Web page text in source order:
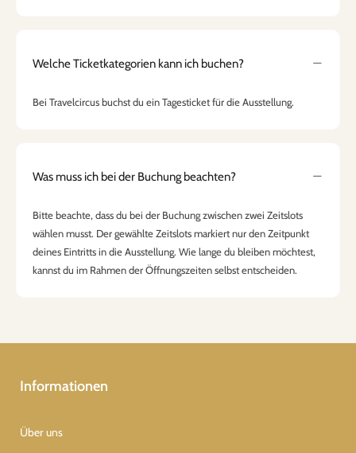
Welche Ticketkategorien kann ich buchen?
Bei Travelcircus buchst du ein Tagesticket für die Ausstellung.
Was muss ich bei der Buchung beachten?
Bitte beachte, dass du bei der Buchung zwischen zwei Zeitslots
wählen musst. Der gewählte Zeitslots markiert nur den Zeitpunkt
deines Eintritts in die Ausstellung. Wie lange du bleiben möchtest,
kannst du im Rahmen der Öffnungszeiten selbst entscheiden.
Informationen
Über uns